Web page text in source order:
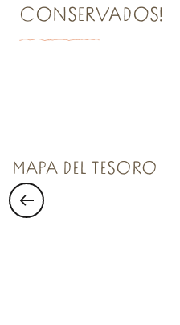
CONSERVADOS!
MAPA DEL TESORO